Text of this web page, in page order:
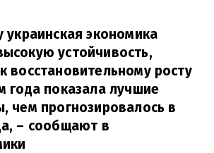
украинская экономика
устойчивость,
восстановительному росту
года показала лучшие
чем прогнозировалось в
– сообщают в